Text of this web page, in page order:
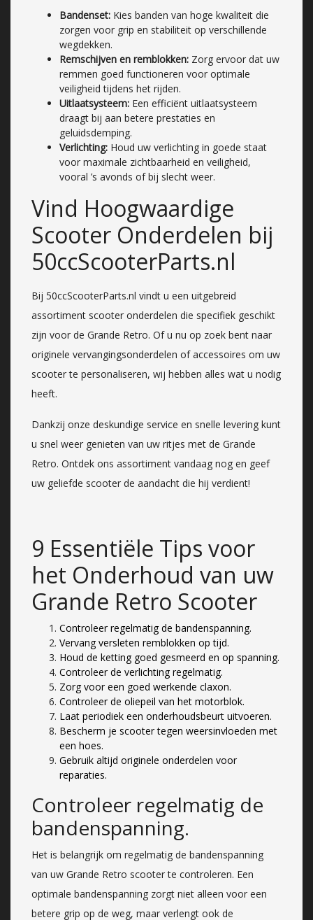
Bandenset: Kies banden van hoge kwaliteit die
zorgen voor grip en stabiliteit op verschillende
wegdekken.
Remschijven en remblokken: Zorg ervoor dat uw
remmen goed functioneren voor optimale
veiligheid tijdens het rijden.
Uitlaatsysteem: Een efficiënt uitlaatsysteem
draagt bij aan betere prestaties en
geluidsdemping.
Verlichting: Houd uw verlichting in goede staat
voor maximale zichtbaarheid en veiligheid,
vooral ’s avonds of bij slecht weer.
Vind Hoogwaardige
Scooter Onderdelen bij
50ccScooterParts.nl
Bij 50ccScooterParts.nl vindt u een uitgebreid
assortiment scooter onderdelen die specifiek geschikt
zijn voor de Grande Retro. Of u nu op zoek bent naar
originele vervangingsonderdelen of accessoires om uw
scooter te personaliseren, wij hebben alles wat u nodig
heeft.
Dankzij onze deskundige service en snelle levering kunt
u snel weer genieten van uw ritjes met de Grande
Retro. Ontdek ons assortiment vandaag nog en geef
uw geliefde scooter de aandacht die hij verdient!
9 Essentiële Tips voor
het Onderhoud van uw
Grande Retro Scooter
Controleer regelmatig de bandenspanning.
Vervang versleten remblokken op tijd.
Houd de ketting goed gesmeerd en op spanning.
Controleer de verlichting regelmatig.
Zorg voor een goed werkende claxon.
Controleer de oliepeil van het motorblok.
Laat periodiek een onderhoudsbeurt uitvoeren.
Bescherm je scooter tegen weersinvloeden met
een hoes.
Gebruik altijd originele onderdelen voor
reparaties.
Controleer regelmatig de
bandenspanning.
Het is belangrijk om regelmatig de bandenspanning
van uw Grande Retro scooter te controleren. Een
optimale bandenspanning zorgt niet alleen voor een
betere grip op de weg, maar verlengt ook de